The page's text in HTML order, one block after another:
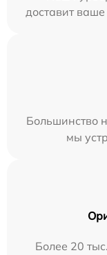
доставит
Большинство
мы
Более 20